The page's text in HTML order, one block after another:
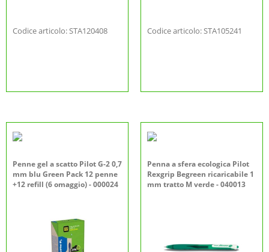
Codice articolo: STA120408 Codice articolo: STA105241
Penne gel a scatto Pilot G-2 0,7
mm blu Green Pack 12 penne
+12 refill (6 omaggio) - 000024
Penna a sfera ecologica Pilot
Rexgrip Begreen ricaricabile 1
mm tratto M verde - 040013